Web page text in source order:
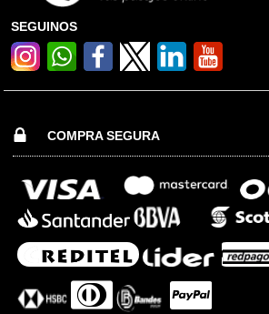
SEGUINOS
COMPRA SEGURA